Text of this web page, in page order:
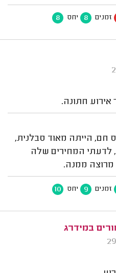
זמנים 8 יחס 8
אירוע חתונה.
חם, הייתה מאוד סבלנית,
לדעתי המחירים שלה
מרוצה ממנה.
זמנים 9 יחס 10
במידרג